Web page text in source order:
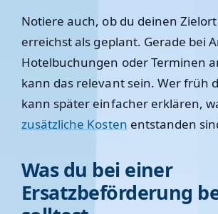
Notiere auch, ob du deinen
erreichst als geplant. Gerade bei
Hotelbuchungen oder Terminen
kann das relevant sein. Wer früh
kann später einfacher erklären,
zusätzliche Kosten entstanden
Was du bei einer
Ersatzbeförderung